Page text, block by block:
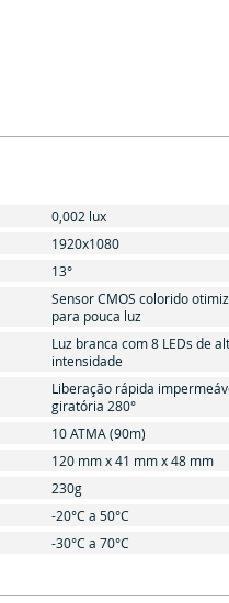
0,002 lux
1920x1080
13°
Sensor CMOS colorido
para pouca luz
Luz branca com 8 LEDs de
intensidade
Liberação rápida
giratória 280°
10 ATMA (90m)
120 mm x 41 mm x 48 mm
230g
-20°C a 50°C
-30°C a 70°C